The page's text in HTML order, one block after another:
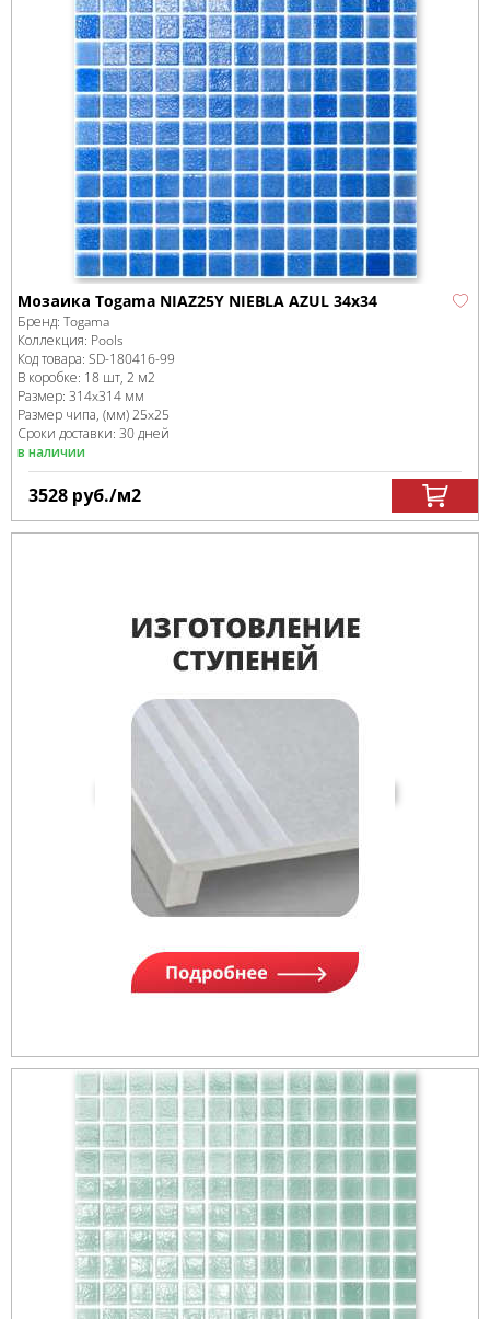
Мозаика Togama NIAZ25Y NIEBLA AZUL 34x34
Бренд: Togama
Коллекция: Pools
Код товара: SD-180416-99
В коробке: 18 шт, 2 м2
Размер: 314x314 мм
Размер чипа, (мм)25x25
Сроки доставки: 30 дней
в наличии
3528 руб./м2